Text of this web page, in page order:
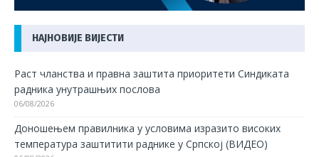
НАЈНОВИЈЕ ВИЈЕСТИ
Раст чланства и правна заштита приоритети Синдиката
радника унутрашњих послова
06/08/2026
Доношењем правилника у условима изразито високих
температура заштитити раднике у Српској (ВИДЕО)